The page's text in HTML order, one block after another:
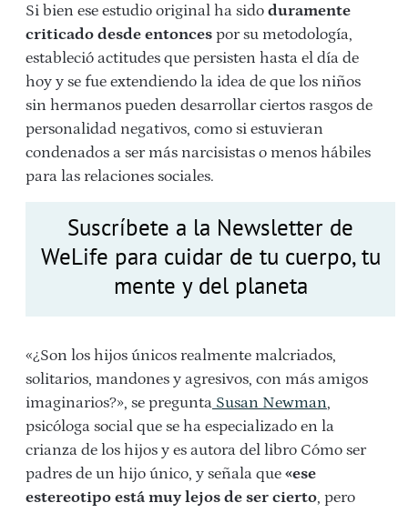
Si bien ese estudio original ha sido duramente
criticado desde entonces por su metodología,
estableció actitudes que persisten hasta el día de
hoy y se fue extendiendo la idea de que los niños
sin hermanos pueden desarrollar ciertos rasgos de
personalidad negativos, como si estuvieran
condenados a ser más narcisistas o menos hábiles
para las relaciones sociales.
Suscríbete a la Newsletter de
WeLife para cuidar de tu cuerpo, tu
mente y del planeta
«¿Son los hijos únicos realmente malcriados,
solitarios, mandones y agresivos, con más amigos
imaginarios?», se pregunta Susan Newman,
psicóloga social que se ha especializado en la
crianza de los hijos y es autora del libro Cómo ser
padres de un hijo único, y señala que «ese
estereotipo está muy lejos de ser cierto, pero